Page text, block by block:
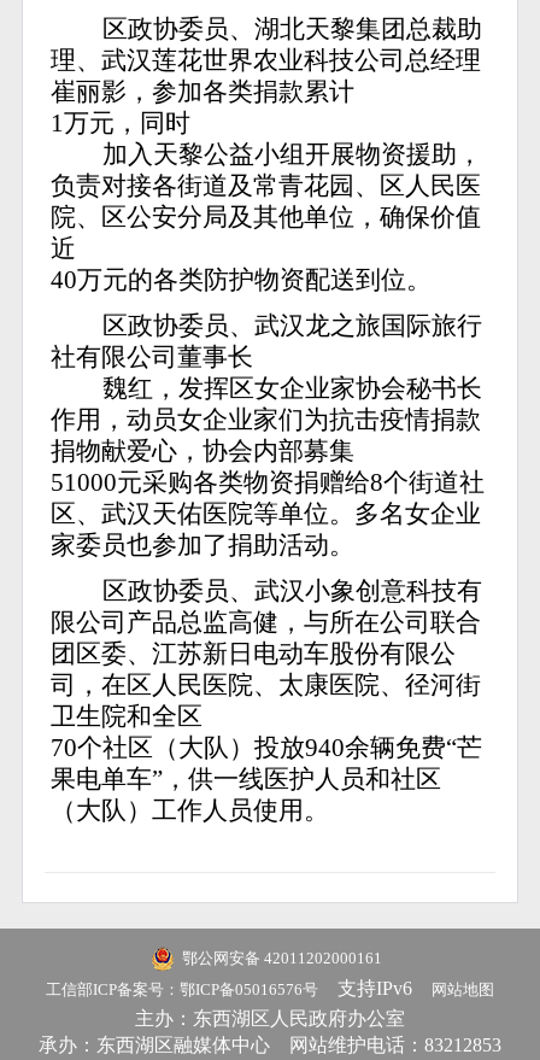
区政协委员、湖北天黎集团总裁助
理、武汉莲花世界农业科技公司总经理
崔丽影，参加各类捐款累计
1万元，同时
加入天黎公益小组开展物资援助，
负责对接各街道及常青花园、区人民医
院、区公安分局及其他单位，确保价值
近
40万元的各类防护物资配送到位。
区政协委员、武汉龙之旅国际旅行
社有限公司董事长
魏红，发挥区女企业家协会秘书长
作用，动员女企业家们为抗击疫情捐款
捐物献爱心，协会内部募集
51000元采购各类物资捐赠给8个街道社
区、武汉天佑医院等单位。多名女企业
家委员也参加了捐助活动。
区政协委员、武汉小象创意科技有
限公司产品总监高健，与所在公司联合
团区委、江苏新日电动车股份有限公
司，在区人民医院、太康医院、径河街
卫生院和全区
70个社区（大队）投放940余辆免费“芒
果电单车”，供一线医护人员和社区
（大队）工作人员使用。
鄂公网安备 42011202000161
工信部ICP备案号：鄂ICP备05016576号
支持IPv6 网站地图
主办：东西湖区人民政府办公室
承办：东西湖区融媒体中心
网站维护电话：83212853